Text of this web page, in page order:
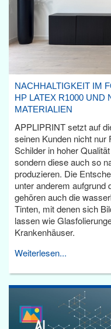
NACHHALTIGKEIT IM
HP LATEX R1000 UND
MATERIALIEN
APPLIPRINT setzt auf
seinen Kunden nicht nur
Schilder in hoher
sondern diese auch so
produzieren. Die
unter anderem aufgrund
gehören auch die
Tinten, mit denen sich
lassen wie
Krankenhäuser.
Weiterlesen...